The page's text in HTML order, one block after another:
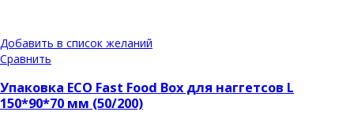
Добавить в список желаний
Сравнить
Упаковка ECO Fast Food Box для наггетсов L
150*90*70 мм (50/200)